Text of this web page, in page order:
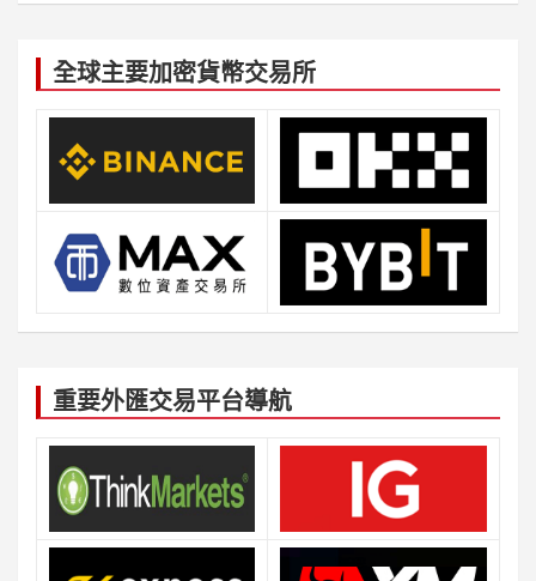
全球主要加密貨幣交易所
重要外匯交易平台導航